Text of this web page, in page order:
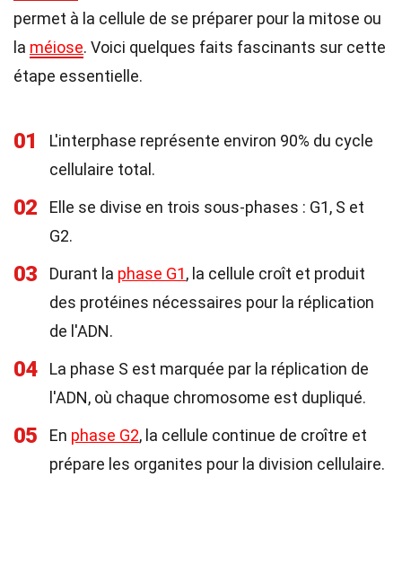
permet à la cellule de se préparer pour la mitose ou
la méiose. Voici quelques faits fascinants sur cette
étape essentielle.
01
L'interphase représente environ 90% du cycle
cellulaire total.
02
Elle se divise en trois sous-phases : G1, S et
G2.
03 Durant la phase G1, la cellule croît et produit
des protéines nécessaires pour la réplication
de l'ADN.
04
La phase S est marquée par la réplication de
l'ADN, où chaque chromosome est dupliqué.
05 En phase G2, la cellule continue de croître et
prépare les organites pour la division cellulaire.